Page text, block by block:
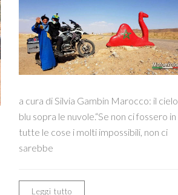
a cura di Silvia Gambin Marocco: il cielo
blu sopra le nuvole.“Se non ci fossero in
tutte le cose i molti impossibili, non ci
sarebbe
Leggi tutto